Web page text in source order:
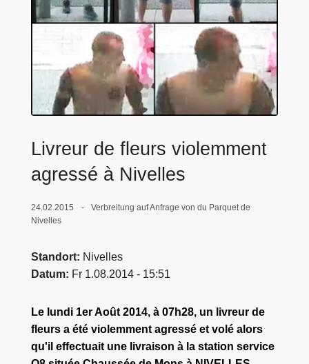
Livreur de fleurs violemment
agressé à Nivelles
24.02.2015
Verbreitung auf Anfrage von du Parquet de
Nivelles
Standort
Nivelles
Datum
Fr 1.08.2014 - 15:51
Le lundi 1er Août 2014, à 07h28, un livreur de
fleurs a été violemment agressé et volé alors
qu'il effectuait une livraison à la station service